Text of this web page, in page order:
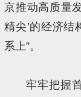
京推动高质量
精尖’的经济结
系上”。
牢牢把握